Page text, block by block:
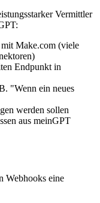
Vermittler
Make.com (viele
Endpunkt in
"Wenn ein neues
werden sollen
aus meinGPT
Webhooks eine